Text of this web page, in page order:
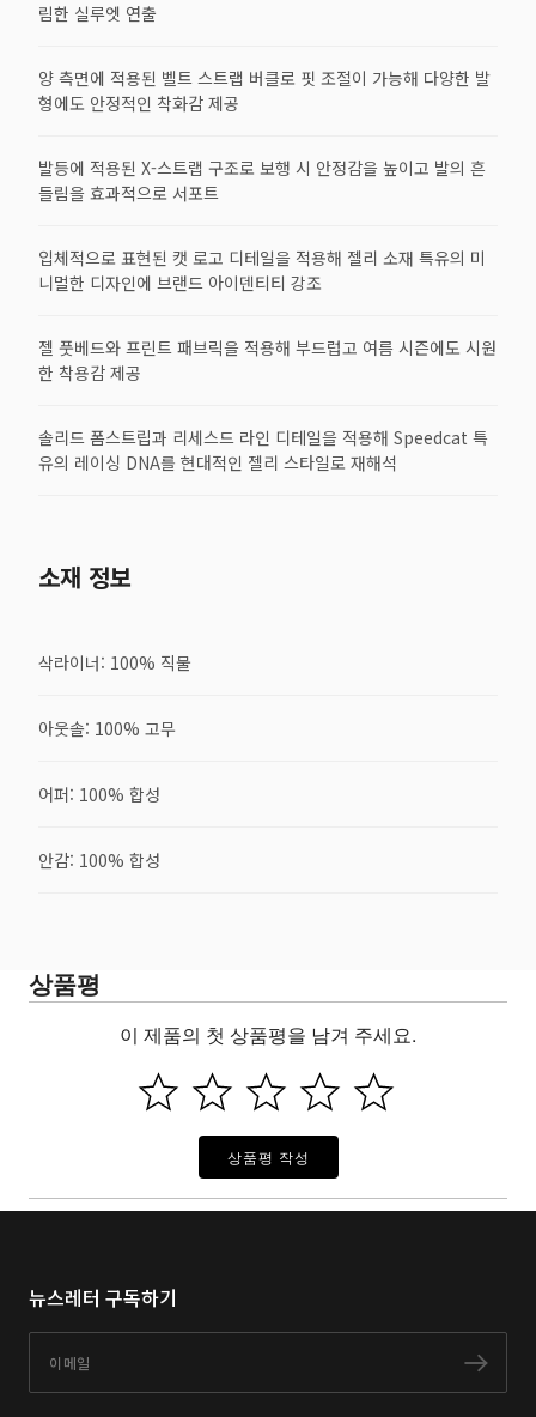
림한 실루엣 연출
양 측면에 적용된 벨트 스트랩 버클로 핏 조절이 가능해 다양한 발
형에도 안정적인 착화감 제공
발등에 적용된 X-스트랩 구조로 보행 시 안정감을 높이고 발의 흔
들림을 효과적으로 서포트
입체적으로 표현된 캣 로고 디테일을 적용해 젤리 소재 특유의 미
니멀한 디자인에 브랜드 아이덴티티 강조
젤 풋베드와 프린트 패브릭을 적용해 부드럽고 여름 시즌에도 시원
한 착용감 제공
솔리드 폼스트립과 리세스드 라인 디테일을 적용해 Speedcat 특
유의 레이싱 DNA를 현대적인 젤리 스타일로 재해석
소재 정보
삭라이너: 100% 직물
아웃솔: 100% 고무
어퍼: 100% 합성
안감: 100% 합성
상품평
이 제품의 첫 상품평을 남겨 주세요.
상품평 작성
뉴스레터 구독하기
구독